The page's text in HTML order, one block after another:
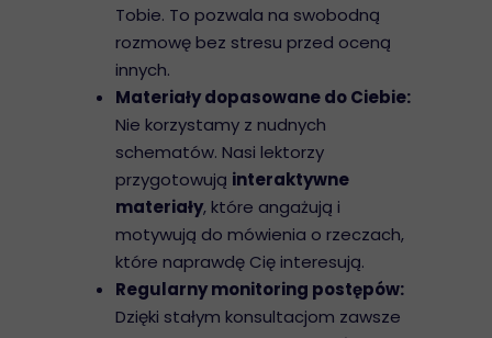
Tobie. To pozwala na swobodną
rozmowę bez stresu przed oceną
innych.
Materiały dopasowane do Ciebie:
Nie korzystamy z nudnych
schematów. Nasi lektorzy
przygotowują interaktywne
materiały, które angażują i
motywują do mówienia o rzeczach,
które naprawdę Cię interesują.
Regularny monitoring postępów:
Dzięki stałym konsultacjom zawsze